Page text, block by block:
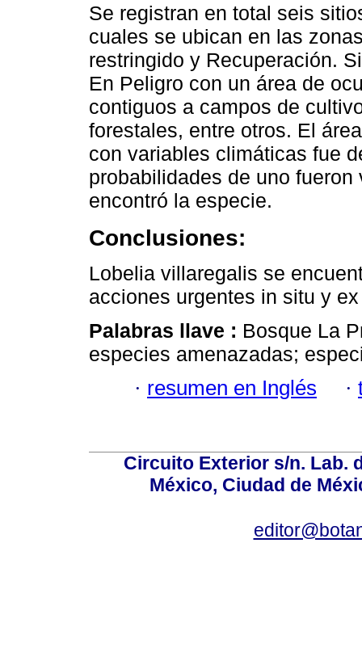
Se registran en total seis
cuales se ubican en las
restringido y Recuperación.
En Peligro con un área de
contiguos a campos de
forestales, entre otros. El
con variables climáticas fue
probabilidades de uno
encontró la especie.
Conclusiones:
Lobelia villaregalis se
acciones urgentes in situ y
Palabras llave : Bosque La
especies amenazadas;
· resumen en Inglés ·
Circuito Exterior s/n. Lab.
México, Ciudad de